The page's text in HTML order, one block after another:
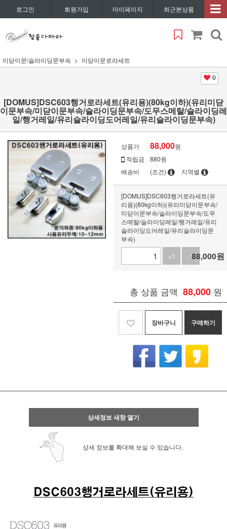
로그인 회원가입 마이페이지 최근본상품
미닫이문/슬라이딩문부속 미닫이문로라세트
0
[DOMUS]DSC603행거로라세트(유리용)(80kg이하)(유리미닫
이문부속/미닫이문부속/슬라이딩문부속/도무스메탈/슬라이딩레
일/행거레일/유리슬라이딩도어레일/유리슬라이딩문부속)
상품가 88,000원
적립금
880원
배송비
(조건) 지역별
[DOMUS]DSC603행거로라세트(유
리용)(80kg이하)(유리미닫이문부속/
미닫이문부속/슬라이딩문부속/도무
스메탈/슬라이딩레일/행거레일/유리
슬라이딩도어레일/유리슬라이딩문
부속)
+1
-188,000원
총 상품 금액 88,000 원
장바구니 구매하기
상세정보 새창 열기
상세 정보를 확대해 보실 수 있습니다.